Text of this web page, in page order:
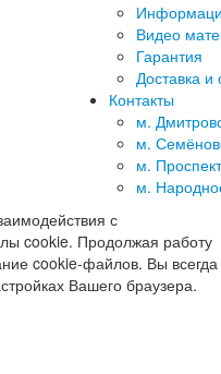
Видео
Гарантия
Доставка и
Контакты
м.
м.
м.
м.
с
cookie. Продолжая работу
cookie-файлов. Вы всегда
Вашего браузера.